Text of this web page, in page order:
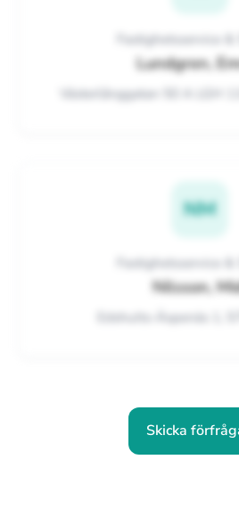
Fastighetsservice &
Lundgren,
Västerlånggatan 50 A LGH
NM
Fastighetsservice &
Nilsson,
Edshults-Äspenäs 1,
Skicka